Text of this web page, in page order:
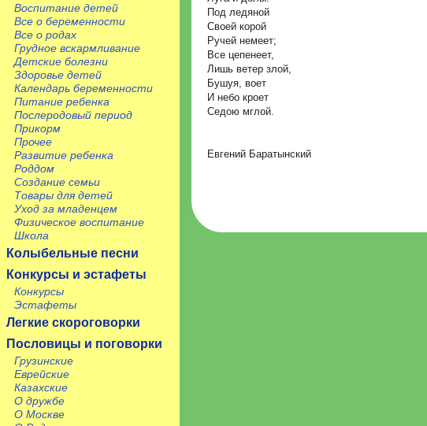
Воспитание детей
Все о беременности
Все о родах
Грудное вскармливание
Детские болезни
Здоровье детей
Календарь беременности
Питание ребенка
Послеродовый период
Прикорм
Прочее
Развитие ребенка
Роддом
Создание семьи
Товары для детей
Уход за младенцем
Физическое воспитание
Школа
Колыбельные песни
Конкурсы и эстафеты
Конкурсы
Эстафеты
Легкие скороговорки
Пословицы и поговорки
Грузинские
Еврейские
Казахские
О дружбе
О Москве
Под ледяной
Своей корой
Ручей немеет;
Все цепенеет,
Лишь ветер злой,
Бушуя, воет
И небо кроет
Седою мглой.
Евгений Баратынский